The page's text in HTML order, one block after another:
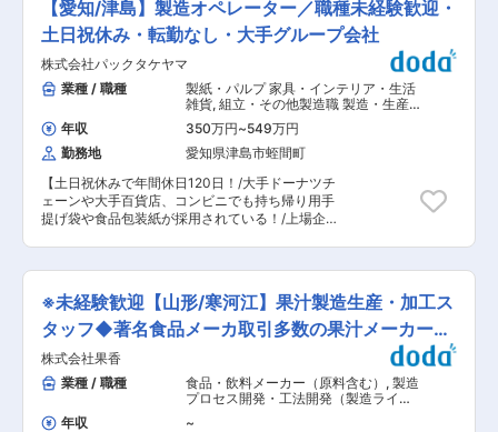
くりを担いたい方 変更の範囲：会社の定める業務
立ち位置での業務もあると思いますが、スキル・
経験等によって期間は異なります。 ■商品開発部
の組織構成 部長＋9名で構成されています。（商
品開発1課・2課、商品企画課で構成されていま
す） ※30〜50代／男性7名・女性3名で、基本商
品の開発における調理をメインの業務としていま
す。 ■ブランド（例） ◎丸亀製麺…本格的な讃岐
うどんのおいしさを、セルフ形式で。国内全ての
店舗で「打ちたて」「茹でたて」をお出ししてい
ます。 ◎Kona’s Coffee…一杯づつドリップで淹れ
るハワイのコナコーヒーとふわふわ生地が自慢の
パンケーキを提供するハワイアンカフェ。 ◎やき
焼鳥店。毎日店内で串を打ち、丁寧に炭火で焼き
上げています。 ◎長田本庄軒…店内製麺したもっ
焼きそば専門店です。
孵化させる。 （2）孵化した稚魚の飼育管理を行
い、出荷サイズまで育成する。 （3）稚魚の成長
度合いに応じて、適宜選別・分槽を行う。 （4）
それぞれのお客様の求める品質・大きさに合わせ
て、出荷する稚魚の選別を行う。 （5）出荷基準
を満たした稚魚を活魚運搬車等に積み込み、出荷
する。 ■詳細業務 上記の養殖業務フローに基づ
き、以下の業務をお任せします： ・餌やり、水槽
掃除、稚魚の選別・分槽、出荷、飼育設備の管
理、その他付随する業務 陸上養殖場には約10名
の社員が在籍しており、20代〜60代と幅広いメ
ンバーが活躍しております。 魚や養殖に関する知
識は当社メンバーが丁寧にお教えしますので、や
る気と責任感さえあれば十分にご活躍いただけま
【愛知/津島】製造オペレーター／職種未経験歓迎・
土日祝休み・転勤なし・大手グループ会社
株式会社パックタケヤマ
業種 / 職種
製紙・パルプ 家具・インテリア・生活
雑貨, 組立・その他製造職 製造・生産
オペレーター（食品・香料・飼料）
年収 350万円~549万円
勤務地
愛知県津島市蛭間町
【土日祝休みで年間休日120日！/大手ドーナツチ
ェーンや大手百貨店、コンビニでも持ち帰り用手
提げ袋や食品包装紙が採用されている！/上場企業
ンにオーダーメイドで製造、設計、販売をしてい
ます。大手ドーナツチェーンや大手百貨店、コン
ビニにも弊社の商品は取り扱いされており、売上
は安定しております。お客様の要望にさらに応え
ていくために製造オペレーターの採用を進めてお
ります。 ■業務内容 紙袋を製作する部署にて機
械操作を担当いただきます。配属部門は入社後研
修ののち、適性をみて配属いたします。 ■働き方
機械に材料をセットしたらボタンを押し、紙がカ
※未経験歓迎【山形/寒河江】果汁製造生産・加工ス
タッフ◆著名食品メーカ取引多数の果汁メーカー／
転勤無
株式会社果香
業種 / 職種
食品・飲料メーカー（原料含む） , 製造
プロセス開発・工法開発（製造ライ
年収
~